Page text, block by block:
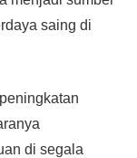
saing di
di segala